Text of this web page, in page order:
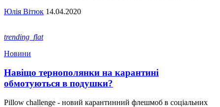
Юлія Вітюк 14.04.2020
trending_flat
Новини
Навіщо тернополянки на карантині
обмотуються в подушки?
Pillow challenge - новий карантинний флешмоб в соціальних